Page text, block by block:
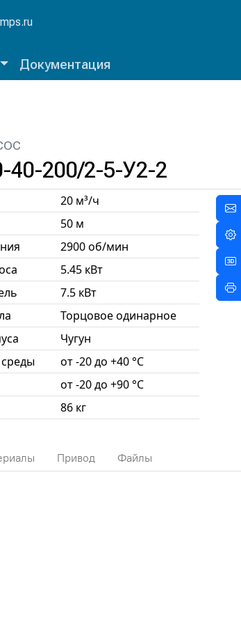
Документация
200/2-5-У2-2
20 м³/ч
50 м
2900 об/мин
5.45 кВт
7.5 кВт
Торцовое одинарное
Чугун
от -20 до +40 °С
от -20 до +90 °С
86 кг
Привод Файлы